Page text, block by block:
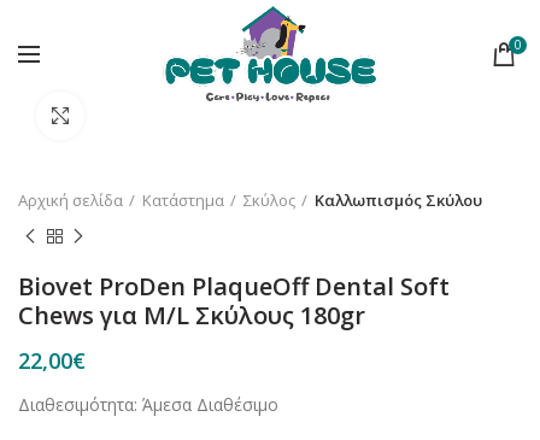
0
Αρχική σελίδα Κατάστημα Σκύλος Καλλωπισμός Σκύλου
Biovet ProDen PlaqueOff Dental Soft
Chews για M/L Σκύλους 180gr
22,00€
Διαθεσιμότητα: Άμεσα Διαθέσιμο